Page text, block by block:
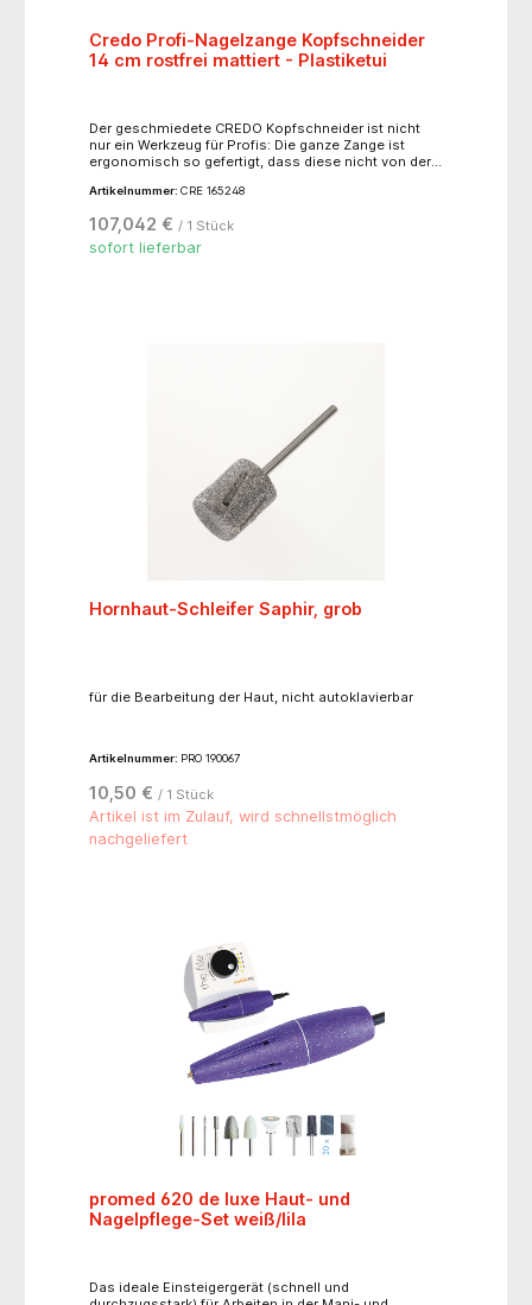
Credo Profi-Nagelzange Kopfschneider
14 cm rostfrei mattiert - Plastiketui
Der geschmiedete CREDO Kopfschneider ist nicht
nur ein Werkzeug für Profis: Die ganze Zange ist
ergonomisch so gefertigt, dass diese nicht von der
gewinnt man "die entscheidenden Zentimeter" um
erreichen. Die von Hand geschliffenen Schneiden
schneiden den Nagel problemlos ohne ihn zu
Artikelnummer: CRE 165248
107,042 € / 1 Stück
sofort lieferbar
Hornhaut-Schleifer Saphir, grob
für die Bearbeitung der Haut, nicht autoklavierbar
Artikelnummer: PRO 190067
10,50 € / 1 Stück
Artikel ist im Zulauf, wird schnellstmöglich
nachgeliefert
promed 620 de luxe Haut- und
Nagelpflege-Set weiß/lila
Das ideale Einsteigergerät (schnell und